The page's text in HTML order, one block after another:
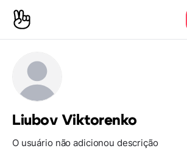
Liubov Viktorenko
O usuário não adicionou descrição